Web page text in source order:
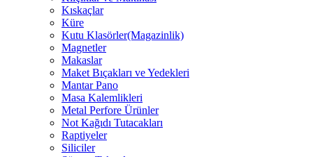
Kıskaçlar
Küre
Kutu Klasörler(Magazinlik)
Magnetler
Makaslar
Maket Bıçakları ve Yedekleri
Mantar Pano
Masa Kalemlikleri
Metal Perfore Ürünler
Not Kağıdı Tutacakları
Raptiyeler
Siliciler